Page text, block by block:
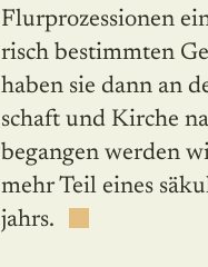
Flurprozessionen
risch bestimmten
haben sie dann an
schaft und Kirche
begangen werden
mehr Teil eines
jahrs.